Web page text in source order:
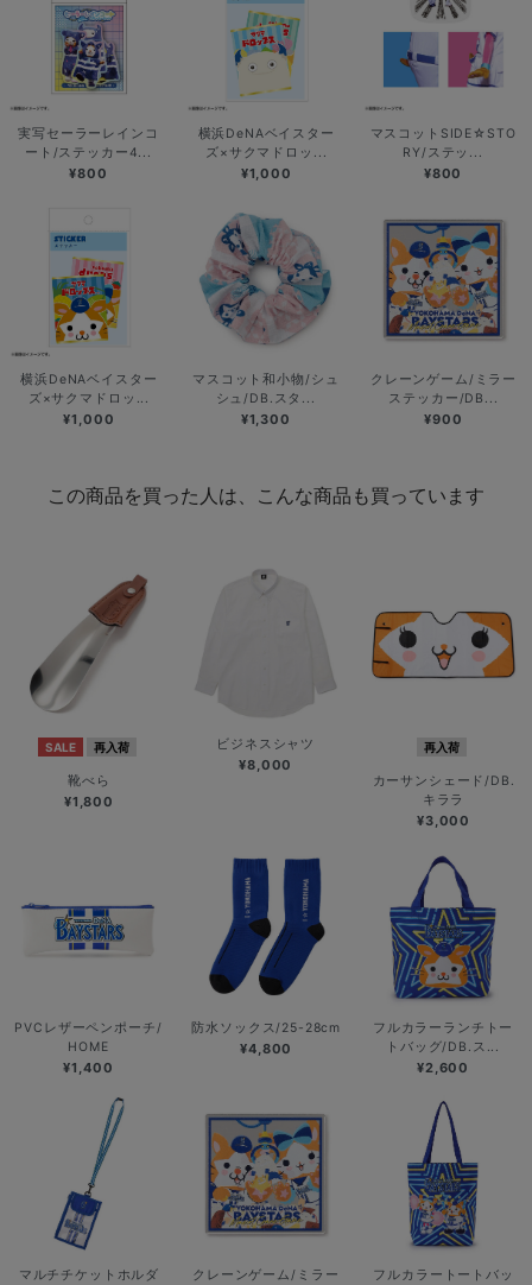
実写セーラーレインコ
ート/ステッカー4...
¥800
横浜DeNAベイスター
ズ×サクマドロッ...
¥1,000
マスコットSIDE☆STO
RY/ステッ...
¥800
横浜DeNAベイスター
ズ×サクマドロッ...
¥1,000
マスコット和小物/シュ
シュ/DB.スタ...
¥1,300
クレーンゲーム/ミラー
ステッカー/DB...
¥900
この商品を買った人は、こんな商品も買っています
SALE 再入荷
靴べら
¥1,800
ビジネスシャツ
¥8,000
再入荷
カーサンシェード/DB.
キララ
¥3,000
PVCレザーペンポーチ/
HOME
¥1,400
防水ソックス/25-28cm
¥4,800
フルカラーランチトー
トバッグ/DB.ス...
¥2,600
マルチチケットホルダ
クレーンゲーム/ミラー
フルカラートートバッ